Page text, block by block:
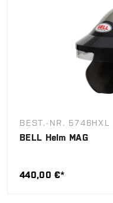
BEST.-NR. 5746HXL
BELL Helm MAG
440,00 €*